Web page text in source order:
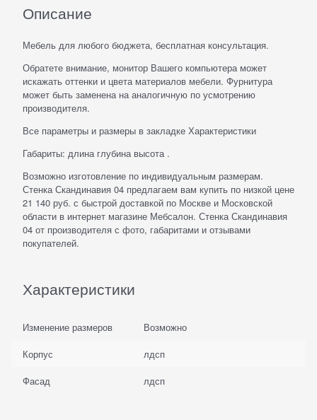
Описание
Мебель для любого бюджета, бесплатная консультация.
Обратете внимание, монитор Вашего компьютера может
искажать оттенки и цвета материалов мебели. Фурнитура
может быть заменена на аналогичную по усмотрению
производителя.
Все параметры и размеры в закладке Характеристики
Габариты: длина глубина высота .
Возможно изготовление по индивидуальным размерам.
Стенка Скандинавия 04 предлагаем вам купить по низкой цене
21 140 руб. с быстрой доставкой по Москве и Московской
области в интернет магазине Мебсалон. Стенка Скандинавия
04 от производителя с фото, габаритами и отзывами
покупателей.
Характеристики
Изменение размеров
Возможно
Корпус
лдсп
Фасад
лдсп